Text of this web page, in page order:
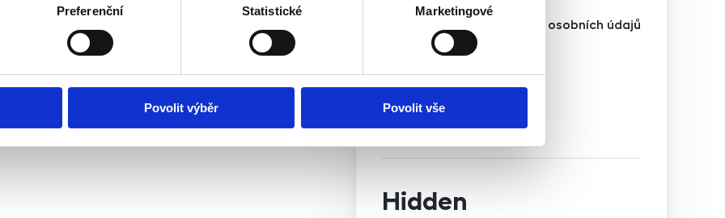
Preferenční Statistické Marketingové
Povolit výběr Povolit vše
Souhlasím se zpracováním osobních údajů
Chci dostávat novinky
Chci dostávat novinky
Hidden